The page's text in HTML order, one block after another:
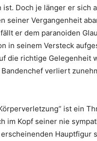
ist. Doch je länger er sich
seiner Vergangenheit
er dem paranoiden
in seinem Versteck
die richtige Gelegenheit
verliert
ist ein
im Kopf seiner nie
Hauptfigur